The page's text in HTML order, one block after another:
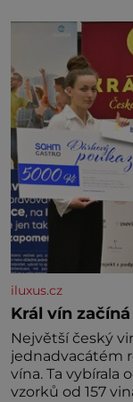
divné burácení
později hrobku
iluxus.cz
Král vín
Největší český
jednadvacátém
vína. Ta vybírala